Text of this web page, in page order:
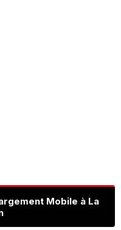
Mobile à La